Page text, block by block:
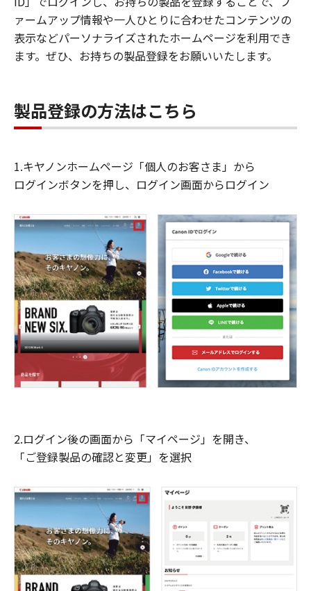
ァームアップ情報や一人ひとりに合わせたコンテンツの
表示などパーソナライズされたホームページを利用でき
ます。ぜひ、お持ちの製品登録をお願いいたします。
製品登録の方法はこちら
1.キヤノンホームページ「個人のお客さま」から
ログインボタンを押し、ログイン画面からログイン
2.ログイン後の画面から「マイページ」を開き、
「ご登録製品の確認と変更」を選択